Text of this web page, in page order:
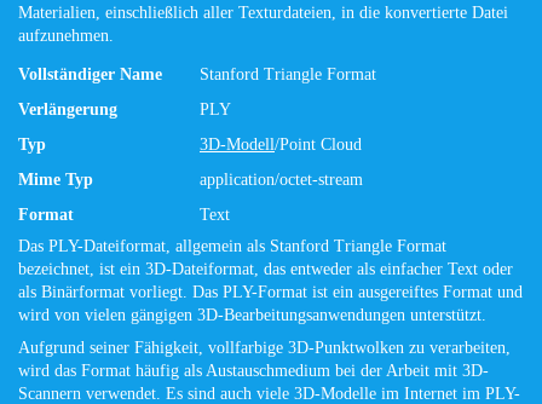
Materialien, einschließlich aller Texturdateien, in die konvertierte Datei
aufzunehmen.
Vollständiger Name
Stanford Triangle Format
Verlängerung
PLY
Typ
3D-Modell/Point Cloud
Mime Typ
application/octet-stream
Format
Text
Das PLY-Dateiformat, allgemein als Stanford Triangle Format
bezeichnet, ist ein 3D-Dateiformat, das entweder als einfacher Text oder
als Binärformat vorliegt. Das PLY-Format ist ein ausgereiftes Format und
wird von vielen gängigen 3D-Bearbeitungsanwendungen unterstützt.
Aufgrund seiner Fähigkeit, vollfarbige 3D-Punktwolken zu verarbeiten,
wird das Format häufig als Austauschmedium bei der Arbeit mit 3D-
Scannern verwendet. Es sind auch viele 3D-Modelle im Internet im PLY-